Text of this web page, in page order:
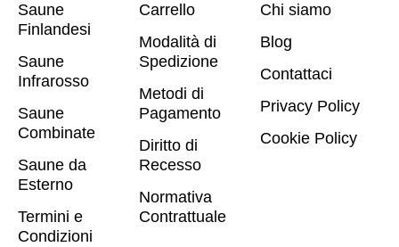
Saune
Finlandesi
Saune
Infrarosso
Saune
Combinate
Saune da
Esterno
Termini e
Condizioni
Carrello
Modalità di
Spedizione
Metodi di
Pagamento
Diritto di
Recesso
Normativa
Contrattuale
Chi siamo
Blog
Contattaci
Privacy Policy
Cookie Policy